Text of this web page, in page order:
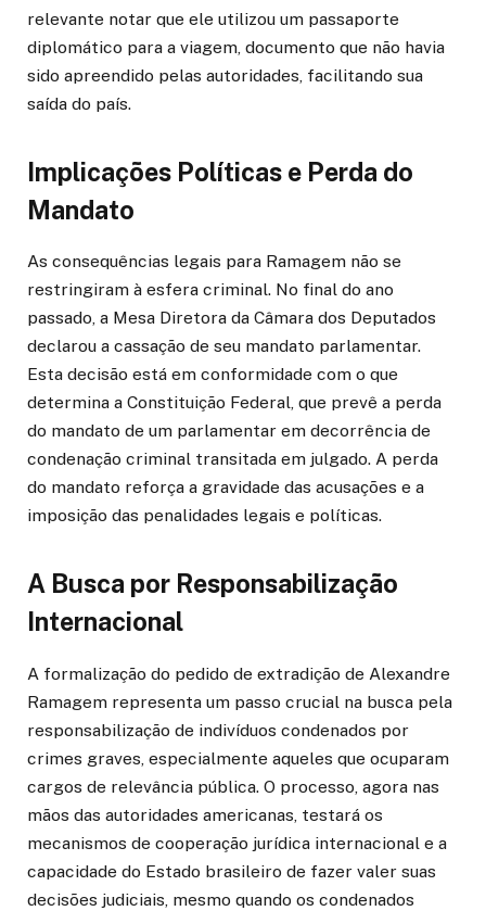
relevante notar que ele utilizou um passaporte
diplomático para a viagem, documento que não havia
sido apreendido pelas autoridades, facilitando sua
saída do país.
Implicações Políticas e Perda do
Mandato
As consequências legais para Ramagem não se
restringiram à esfera criminal. No final do ano
passado, a Mesa Diretora da Câmara dos Deputados
declarou a cassação de seu mandato parlamentar.
Esta decisão está em conformidade com o que
determina a Constituição Federal, que prevê a perda
do mandato de um parlamentar em decorrência de
condenação criminal transitada em julgado. A perda
do mandato reforça a gravidade das acusações e a
imposição das penalidades legais e políticas.
A Busca por Responsabilização
Internacional
A formalização do pedido de extradição de Alexandre
Ramagem representa um passo crucial na busca pela
responsabilização de indivíduos condenados por
crimes graves, especialmente aqueles que ocuparam
cargos de relevância pública. O processo, agora nas
mãos das autoridades americanas, testará os
mecanismos de cooperação jurídica internacional e a
capacidade do Estado brasileiro de fazer valer suas
decisões judiciais, mesmo quando os condenados